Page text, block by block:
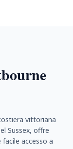
vittoriana
Sussex, offre
accesso a